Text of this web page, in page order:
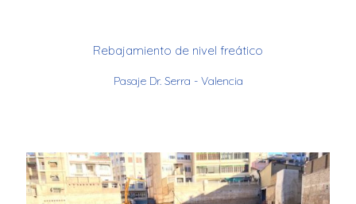
Rebajamiento de nivel freático
Pasaje Dr. Serra - Valencia